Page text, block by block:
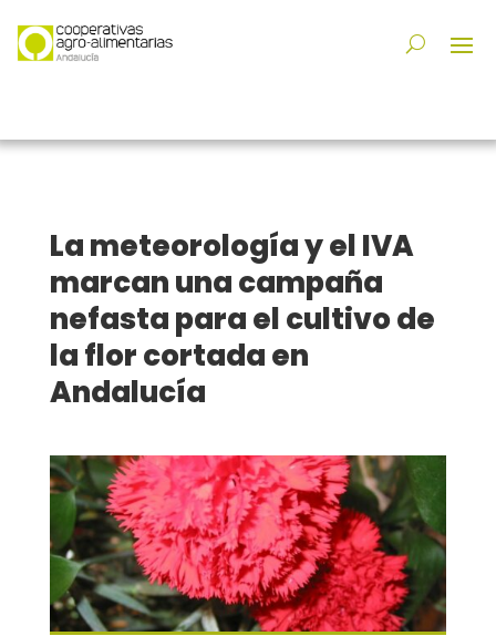
La meteorología y el IVA
marcan una campaña
nefasta para el cultivo de
la flor cortada en
Andalucía